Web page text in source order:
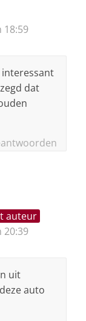
18:59
interessant
dat
auteur
20:39
uit
auto